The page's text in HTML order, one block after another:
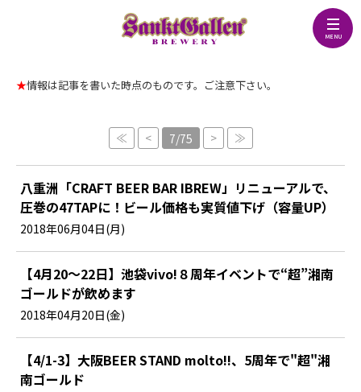
★情報は記事を書いた時点のものです。ご注意下さい。
≪ < 7/75 > ≫
八重洲「CRAFT BEER BAR IBREW」リニューアルで、
圧巻の47TAPに！ビール価格も実質値下げ（容量UP）
2018年06月04日(月)
【4月20～22日】池袋vivo!８周年イベントで“超”湘南
ゴールドが飲めます
2018年04月20日(金)
【4/1-3】大阪BEER STAND molto!!、5周年で"超"湘
南ゴールド